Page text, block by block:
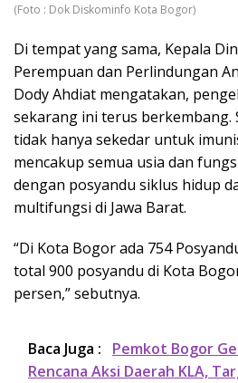
(Foto : Dok Diskominfo Kota Bogor)
Di tempat yang sama, Kepala
Perempuan dan Perlindungan
Dody Ahdiat mengatakan,
sekarang ini terus berkembang.
tidak hanya sekedar untuk
mencakup semua usia dan
dengan posyandu siklus hidup
multifungsi di Jawa Barat.
“Di Kota Bogor ada 754
total 900 posyandu di Kota
persen,” sebutnya.
Baca Juga :
Pemkot Bogor
Rencana Aksi Daerah KLA,